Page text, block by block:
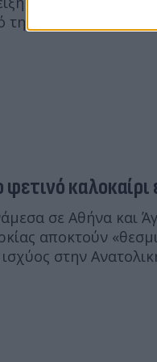
Άγκυρα για τον
καλοκαίρι
σε Αθήνα και
αποκτούν
στην